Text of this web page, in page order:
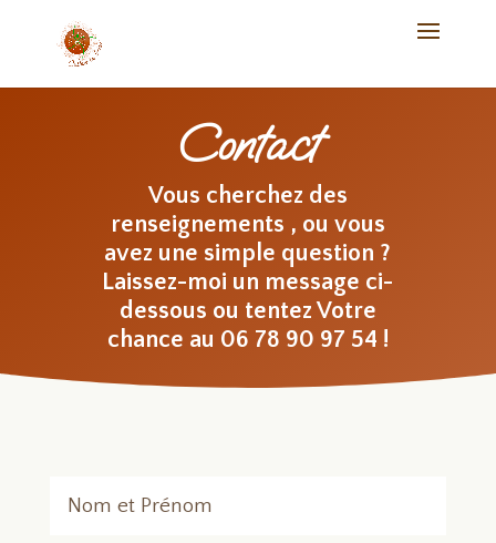
Contact
Vous cherchez des
renseignements , ou vous
avez une simple question ?
Laissez-moi un message ci-
dessous ou tentez Votre
chance au 06 78 90 97 54 !